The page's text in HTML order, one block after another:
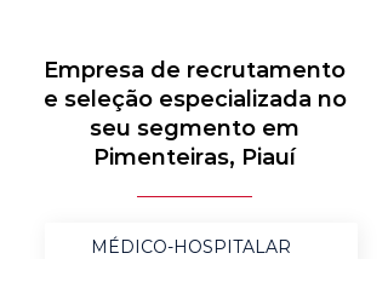
Empresa de recrutamento
e seleção especializada no
seu segmento em
Pimenteiras, Piauí
MÉDICO-HOSPITALAR